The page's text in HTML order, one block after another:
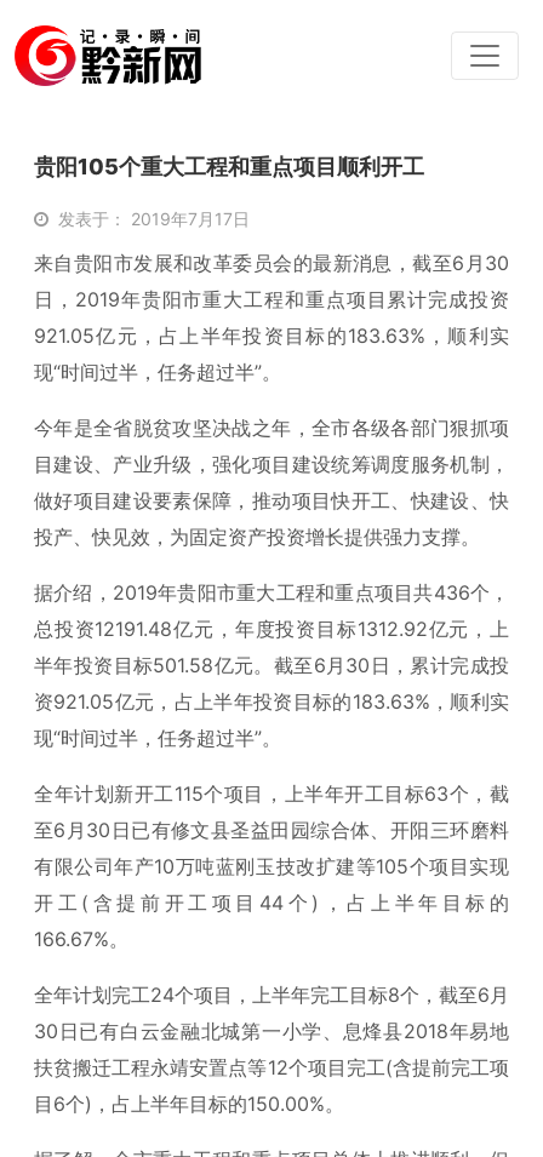
贵阳105个重大工程和重点项目顺利开工
发表于： 2019年7月17日
来自贵阳市发展和改革委员会的最新消息，截至6月30
日，2019年贵阳市重大工程和重点项目累计完成投资
921.05亿元，占上半年投资目标的183.63%，顺利实
现“时间过半，任务超过半”。
今年是全省脱贫攻坚决战之年，全市各级各部门狠抓项
目建设、产业升级，强化项目建设统筹调度服务机制，
做好项目建设要素保障，推动项目快开工、快建设、快
投产、快见效，为固定资产投资增长提供强力支撑。
据介绍，2019年贵阳市重大工程和重点项目共436个，
总投资12191.48亿元，年度投资目标1312.92亿元，上
半年投资目标501.58亿元。截至6月30日，累计完成投
资921.05亿元，占上半年投资目标的183.63%，顺利实
现“时间过半，任务超过半”。
全年计划新开工115个项目，上半年开工目标63个，截
至6月30日已有修文县圣益田园综合体、开阳三环磨料
有限公司年产10万吨蓝刚玉技改扩建等105个项目实现
开工(含提前开工项目44个)，占上半年目标的
166.67%。
全年计划完工24个项目，上半年完工目标8个，截至6月
30日已有白云金融北城第一小学、息烽县2018年易地
扶贫搬迁工程永靖安置点等12个项目完工(含提前完工项
目6个)，占上半年目标的150.00%。